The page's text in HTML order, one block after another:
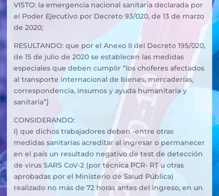
VISTO: la emergencia nacional sanitaria declarada por
el Poder Ejecutivo por Decreto 93/020, de 13 de marzo
de 2020;
RESULTANDO: que por el Anexo II del Decreto 195/020,
de 15 de julio de 2020 se establecen las medidas
especiales que deben cumplir “los choferes afectados
al transporte internacional de bienes, mercaderías,
correspondencia, insumos y ayuda humanitaria y
sanitaria”]
CONSIDERANDO:
I) que dichos trabajadores deben -entre otras
medidas sanitarias acreditar al ingresar o permanecer
en el país un resultado negativo de test de detección
de virus SARS CoV-2 (por técnica PCR- RT u otras
aprobadas por el Ministerio de Salud Pública)
realizado no más de 72 horas antes del ingreso, en un